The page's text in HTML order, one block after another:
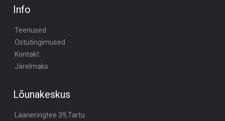
Info
Teenused
Ostutingimused
Kontakt
Järelmaks
Lõunakeskus
Lääneringtee 39,Tartu